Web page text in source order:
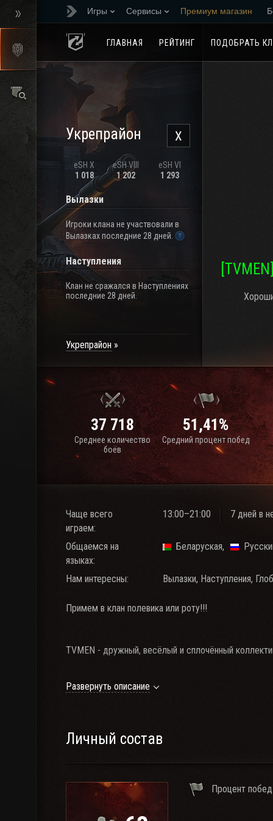
Игры Сервисы Премиум магазин
ГЛАВНАЯ
РЕЙТИНГ ПОДОБРАТЬ
X
Укрепрайон
eSH X
1 018
eSH VIII
1 202
eSH VI
1 293
Вылазки
Игроки клана не участвовали в
Вылазках последние 28 дней.
Наступления
Клан не сражался в Наступлениях
последние 28 дней.
Укрепрайон
37 718
Среднее количество
боёв
51,41%
Средний процент побед
Чаще всего
играем:
13:00–21:00 7 дней в
Общаемся на
языках:
Беларуская
Нам интересны: Вылазки, Наступления,
Примем в клан полевика или роту!!!
TVMEN - дружный, весёлый и сплочённый
Каждый день играем - Наступление и АБС. Каждую
Каждый день с 19:00 и до 01:00 включаются
Если вы не собираетесь играть в команде и
Развернуть описание
Личный состав
Процент побед